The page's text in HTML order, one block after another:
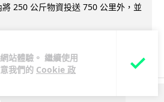
站體驗。 繼續使用
我們的 Cookie 政
250 公斤物資投送 750 公里外，並